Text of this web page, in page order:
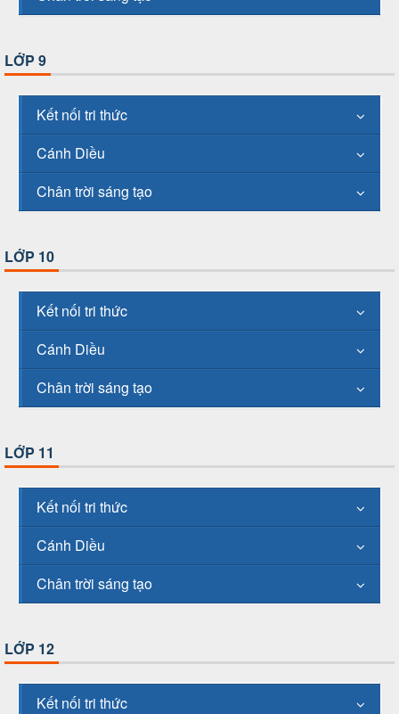
LỚP 9
Kết nối tri thức
Cánh Diều
Chân trời sáng tạo
LỚP 10
Kết nối tri thức
Cánh Diều
Chân trời sáng tạo
LỚP 11
Kết nối tri thức
Cánh Diều
Chân trời sáng tạo
LỚP 12
Kết nối tri thức